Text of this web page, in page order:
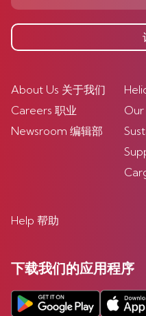
About Us 关于我们
Careers 职业
Newsroom 编辑部
Help 帮助
下载我们的应用程序